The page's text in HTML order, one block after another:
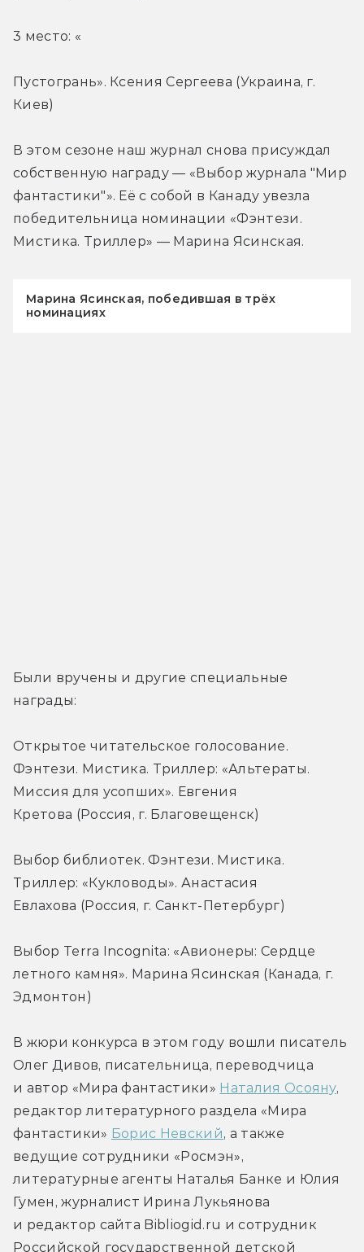
3 место: «
Пустогрань». Ксения Сергеева (Украина, г.
Киев)
В этом сезоне наш журнал снова присуждал
собственную награду — «Выбор журнала "Мир
фантастики"». Её с собой в Канаду увезла
победительница номинации «Фэнтези.
Мистика. Триллер» — Марина Ясинская.
Марина Ясинская, победившая в трёх
номинациях
Были вручены и другие специальные
награды:
Открытое читательское голосование.
Фэнтези. Мистика. Триллер: «Альтераты.
Миссия для усопших». Евгения
Кретова (Россия, г. Благовещенск)
Выбор библиотек. Фэнтези. Мистика.
Триллер: «Кукловоды». Анастасия
Евлахова (Россия, г. Санкт-Петербург)
Выбор Terra Incognita: «Авионеры: Сердце
летного камня». Марина Ясинская (Канада, г.
Эдмонтон)
В жюри конкурса в этом году вошли писатель
Олег Дивов, писательница, переводчица
и автор «Мира фантастики» Наталия Осояну,
редактор литературного раздела «Мира
фантастики» Борис Невский, а также
ведущие сотрудники «Росмэн»,
литературные агенты Наталья Банке и Юлия
Гумен, журналист Ирина Лукьянова
и редактор сайта Bibliogid.ru и сотрудник
Российской государственной детской